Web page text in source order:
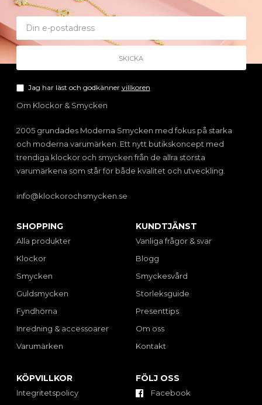
Jag har läst och godkänner villkoren
Om Klockor & Smycken
2005 grundades Moderna Smycken med fokus på starka
och moderna varumärken. Ett nytt butikskoncept med
trendiga klockor och smycken från de allra största
varumärkena som står för både kvalitet och utveckling.
info@klockorochsmycken.se
SHOPPING
Alla produkter
Klockor
Smycken
Guldsmycken
Fyndhörna
Inredning & accessoarer
Varumärken
KUNDTJÄNST
Vanliga frågor & svar
Blogg
Smyckesvård
Storleksguide
Presenttips
Om oss
Kontakt
KÖPVILLKOR
Integritetspolicy
FÖLJ OSS
Facebook